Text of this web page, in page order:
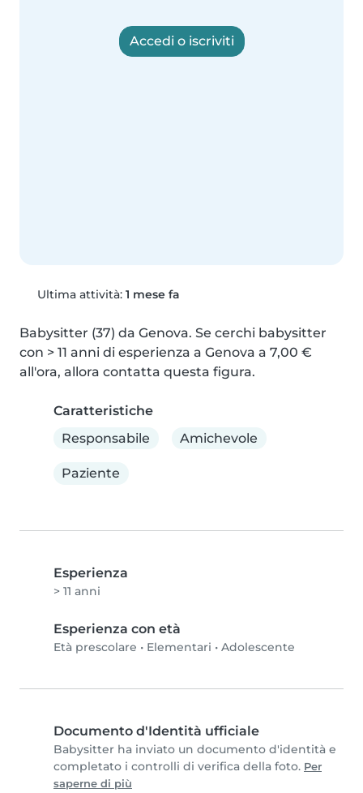
Accedi o iscriviti
Ultima attività: 1 mese fa
Babysitter (37) da Genova. Se cerchi babysitter
con > 11 anni di esperienza a Genova a 7,00 €
all'ora, allora contatta questa figura.
Caratteristiche
Responsabile
Amichevole
Paziente
Esperienza
> 11 anni
Esperienza con età
Età prescolare • Elementari • Adolescente
Documento d'Identità ufficiale
Babysitter ha inviato un documento d'identità e
completato i controlli di verifica della foto. Per
saperne di più